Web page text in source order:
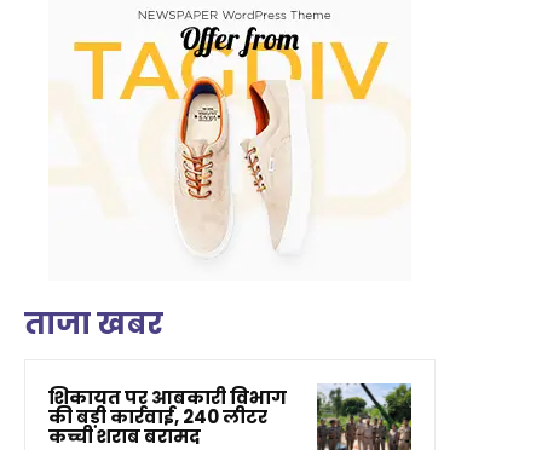
ताजा खबर
शिकायत पर आबकारी विभाग
की बड़ी कार्रवाई, 240 लीटर
कच्ची शराब बरामद